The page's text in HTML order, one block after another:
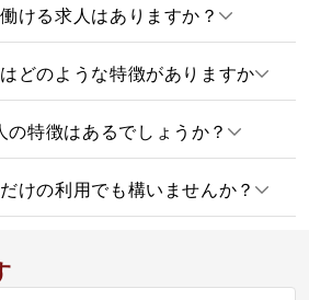
ける求人はありますか？
どのような特徴がありますか
の特徴はあるでしょうか？
けの利用でも構いませんか？